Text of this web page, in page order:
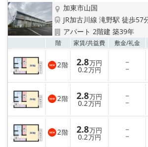
加東市山国
JR加古川線 滝野駅 徒歩57
アパート 2階建 築39年
階 家賃/共益費 敷金/礼金
2階 2.8万円
0.2万円
－
－
2階 2.8万円
0.2万円
－
－
2階 2.8万円
0.2万円
－
－